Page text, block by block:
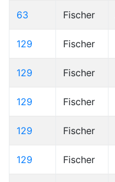
63 Fischer
129 Fischer
129 Fischer
129 Fischer
129 Fischer
129 Fischer